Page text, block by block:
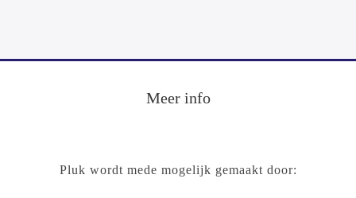
Meer info
Pluk wordt mede mogelijk gemaakt door: